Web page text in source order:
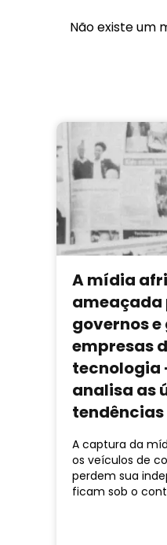
Não existe um
A mídia
ameaçada
governos
empresas
tecnologia
analisa as
tendências
A captura da
os veículos de
perdem sua
ficam sob o